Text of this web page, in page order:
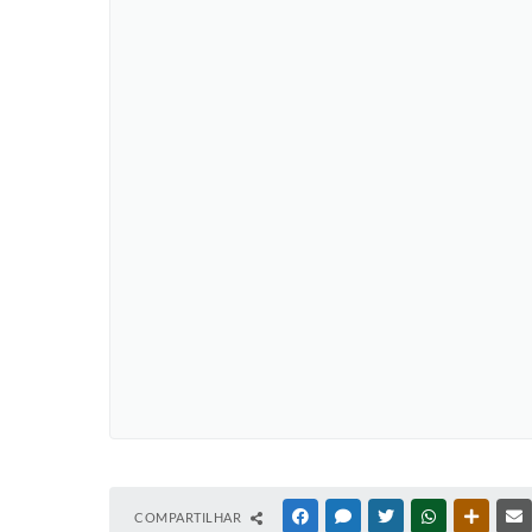
COMPARTILHAR FACEBOOKMESSENGER
TWITTERWHATSAPP